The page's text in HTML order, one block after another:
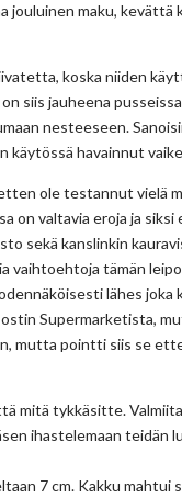
jouluinen maku,
koska niiden
siis jauheena
nesteeseen.
käytössä havainnut
ole testannut vielä
valtavia eroja ja siksi
sekä kanslinkin
vaihtoehtoja tämän
lähes
Supermarketista,
mutta pointti siis se
mitä tykkäsitte.
ihastelemaan teidän
7 cm. Kakku mahtui